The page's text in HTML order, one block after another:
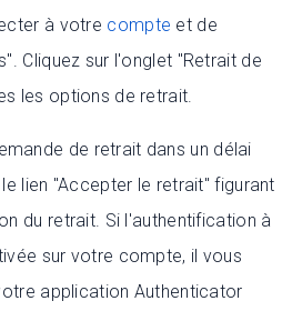
à votre compte et de
Cliquez sur l'onglet "Retrait de
les options de retrait.
de retrait dans un délai
lien "Accepter le retrait" figurant
du retrait. Si l'authentification à
sur votre compte, il vous
application Authenticator